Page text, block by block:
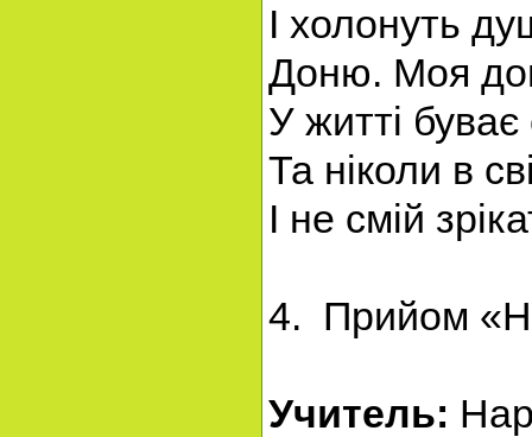
І холонуть
Доню. Моя
У житті буває
Та ніколи в
І не смій
4. Прийом
Учитель: